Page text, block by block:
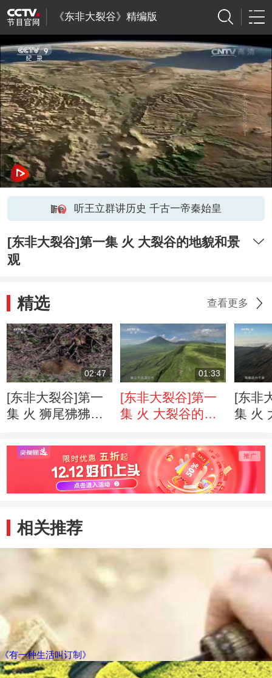
《东非大裂谷》精编版
听王立群讲历史 千古一帝秦始皇
[东非大裂谷]第一集 火 大裂谷的地貌和景
观
精选 查看更多
02:47
[东非大裂谷]第一
集 火 狮尾狒狒和
01:33
[东非大裂谷]第一
集 火 大裂谷的地
[东非
集 火
相关推荐
《有一种生活叫订制》